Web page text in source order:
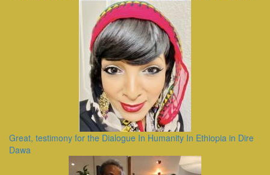
Great, testimony for the Dialogue In Humanity In Ethiopia in Dire
Dawa